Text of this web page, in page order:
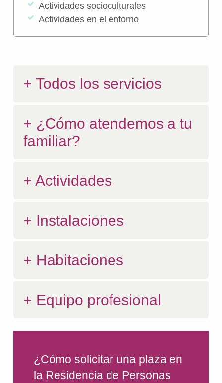
Actividades socioculturales
Actividades en el entorno
Todos los servicios
¿Cómo atendemos a tu
familiar?
Actividades
Instalaciones
Habitaciones
Equipo profesional
¿Cómo solicitar una plaza en
la Residencia de Personas